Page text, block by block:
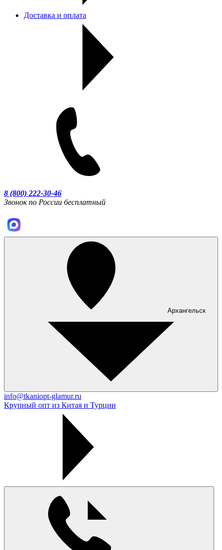
Доставка и оплата
8 (800) 222-30-46
Звонок по России бесплатный
Архангельск
info@tkaniopt-glamur.ru
Крупный опт из Китая и Турции